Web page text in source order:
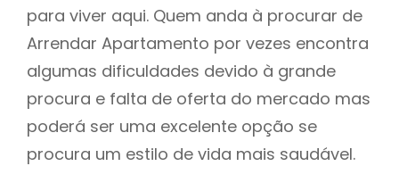
para viver aqui. Quem anda à procurar de
Arrendar Apartamento por vezes encontra
algumas dificuldades devido à grande
procura e falta de oferta do mercado mas
poderá ser uma excelente opção se
procura um estilo de vida mais saudável.